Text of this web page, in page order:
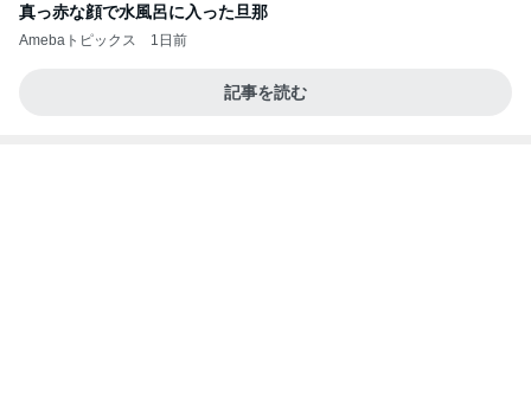
真っ赤な顔で水風呂に入った旦那
Amebaトピックス 1日前
記事を読む